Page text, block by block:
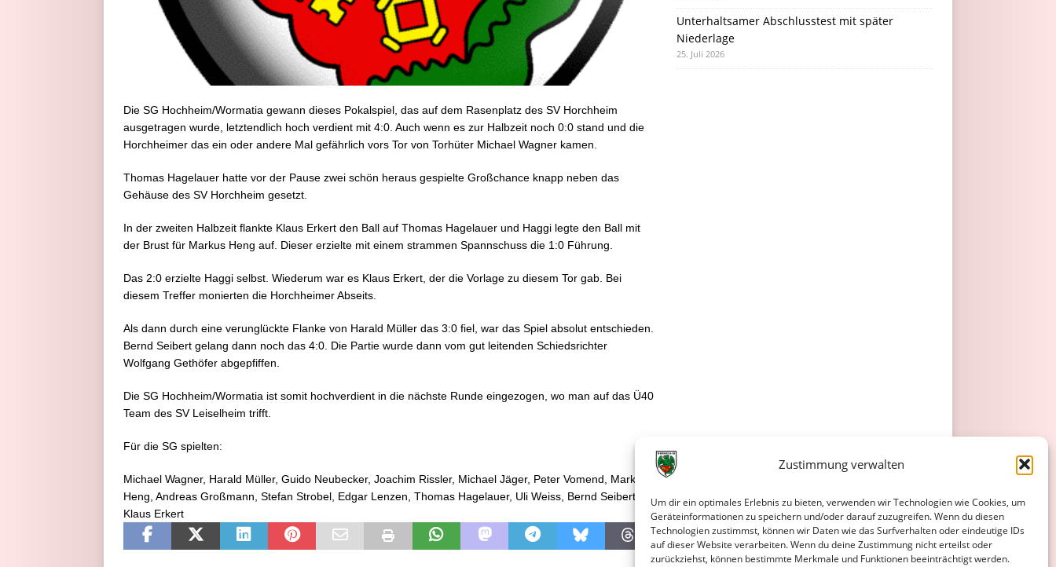
Zustimmung verwalten
Um dir ein optimales Erlebnis zu bieten, verwenden wir Technologien wie Cookies, um
Geräteinformationen zu speichern und/oder darauf zuzugreifen. Wenn du diesen
Technologien zustimmst, können wir Daten wie das Surfverhalten oder eindeutige IDs
auf dieser Website verarbeiten. Wenn du deine Zustimmung nicht erteilst oder
zurückziehst, können bestimmte Merkmale und Funktionen beeinträchtigt werden.
Die SG Hochheim/Wormatia gewann dieses Pokalspiel, das auf dem Rasenplatz des SV Horchheim
ausgetragen wurde, letztendlich hoch verdient mit 4:0. Auch wenn es zur Halbzeit noch 0:0 stand und die
Horchheimer das ein oder andere Mal gefährlich vors Tor von Torhüter Michael Wagner kamen.
Thomas Hagelauer hatte vor der Pause zwei schön heraus gespielte Großchance knapp neben das
Gehäuse des SV Horchheim gesetzt.
In der zweiten Halbzeit flankte Klaus Erkert den Ball auf Thomas Hagelauer und Haggi legte den Ball mit
der Brust für Markus Heng auf. Dieser erzielte mit einem strammen Spannschuss die 1:0 Führung.
Das 2:0 erzielte Haggi selbst. Wiederum war es Klaus Erkert, der die Vorlage zu diesem Tor gab. Bei
diesem Treffer monierten die Horchheimer Abseits.
Als dann durch eine verunglückte Flanke von Harald Müller das 3:0 fiel, war das Spiel absolut entschieden.
Bernd Seibert gelang dann noch das 4:0. Die Partie wurde dann vom gut leitenden Schiedsrichter
Wolfgang Gethöfer abgepfiffen.
Die SG Hochheim/Wormatia ist somit hochverdient in die nächste Runde eingezogen, wo man auf das Ü40
Team des SV Leiselheim trifft.
Für die SG spielten:
Michael Wagner, Harald Müller, Guido Neubecker, Joachim Rissler, Michael Jäger, Peter Vomend, Markus
Heng, Andreas Großmann, Stefan Strobel, Edgar Lenzen, Thomas Hagelauer, Uli Weiss, Bernd Seibert,
Klaus Erkert
Unterhaltsamer Abschlusstest mit später
Niederlage
25. Juli 2026